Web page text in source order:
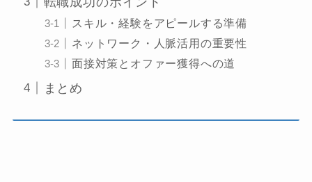
スキル・経験をアピールする準備
ネットワーク・人脈活用の重要性
面接対策とオファー獲得への道
まとめ